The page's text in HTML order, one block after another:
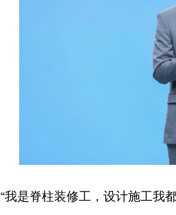
“我是脊柱装修工，设计施工我